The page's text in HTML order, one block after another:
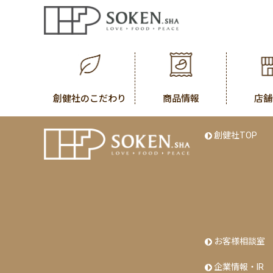
創健社のこだわり 商品情報 店
創健社TOP
お客様相談室
企業情報・IR